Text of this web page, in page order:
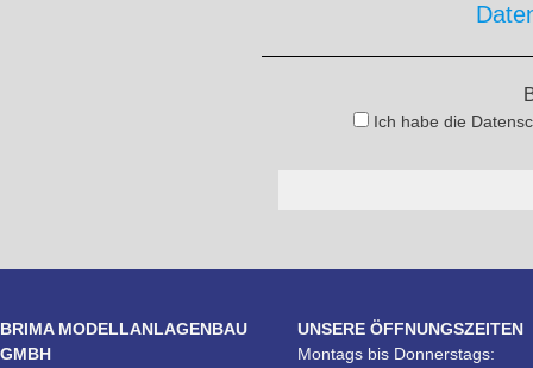
Ich habe die
BRIMA MODELLANLAGENBAU
GMBH
UNSERE ÖFFNUNGSZEITEN
Montags bis Donnerstags: